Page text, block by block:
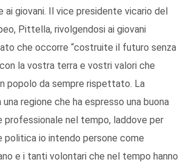
ai giovani. Il vice presidente vicario del
Pittella, rivolgendosi ai giovani
che occorre “costruite il futuro senza
la vostra terra e vostri valori che
popolo da sempre rispettato. La
regione che ha espresso una buona
professionale nel tempo, laddove per
politica io intendo persone come
e i tanti volontari che nel tempo hanno